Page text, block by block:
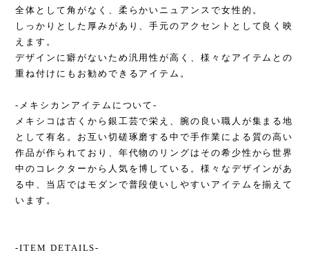
全体として角がなく、柔らかいニュアンスで女性的。
しっかりとした厚みがあり、手元のアクセントとして良く映
えます。
デザインに癖がないため汎用性が高く、様々なアイテムとの
重ね付けにもお勧めできるアイテム。
-メキシカンアイテムについて-
メキシコは古くから銀工芸で栄え、腕の良い職人が集まる地
として有名。お互い切磋琢磨する中で手作業による質の高い
作品が作られており、年代物のリングはその希少性から世界
中のコレクターから人気を博している。様々なデザインがあ
る中、当店ではモダンで普段使いしやすいアイテムを揃えて
います。
-ITEM DETAILS-